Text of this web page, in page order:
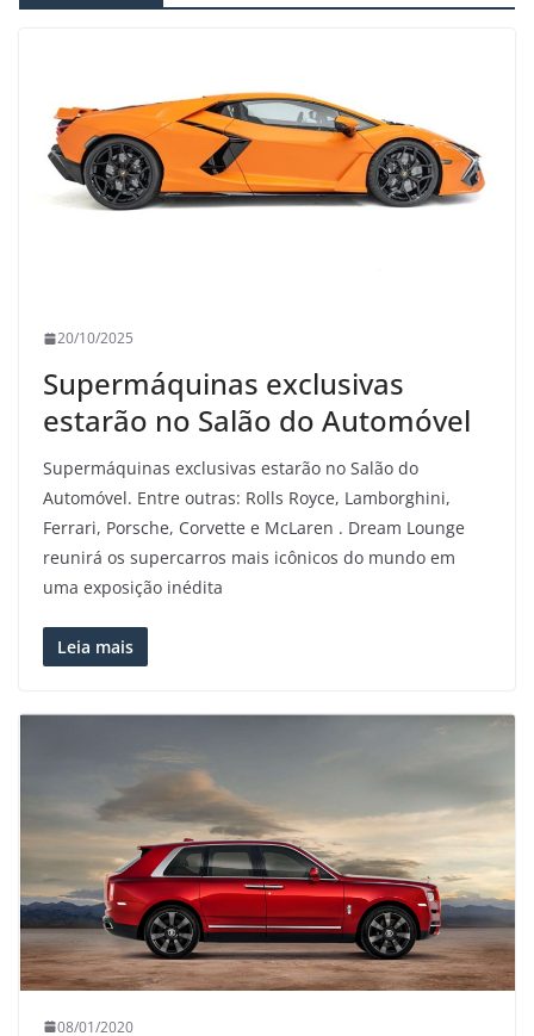
20/10/2025
Supermáquinas exclusivas
estarão no Salão do Automóvel
Supermáquinas exclusivas estarão no Salão do
Automóvel. Entre outras: Rolls Royce, Lamborghini,
Ferrari, Porsche, Corvette e McLaren . Dream Lounge
reunirá os supercarros mais icônicos do mundo em
uma exposição inédita
Leia mais
08/01/2020